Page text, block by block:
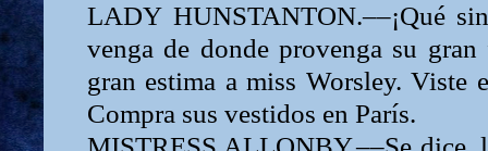
LADY HUNSTANTON.––¡Qué
venga de donde provenga su
gran estima a miss Worsley. Viste
Compra sus vestidos en París.